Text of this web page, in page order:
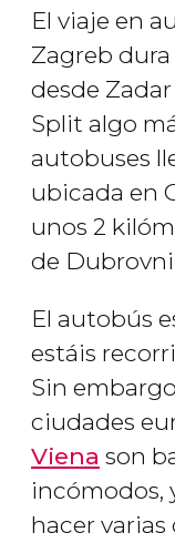
El viaje en
Zagreb dura
desde
Split algo
autobuses
ubicada en
unos 2
de
El autobús
estáis
Sin
ciudades
Viena son
incómodos,
hacer